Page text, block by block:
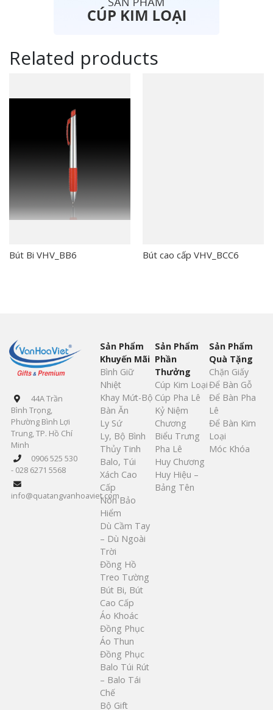
Related products
Bút Bi VHV_BB6 Bút cao cấp VHV_BCC6
44A Trần
Bình Trọng,
Phường Bình Lợi
Trung, TP. Hồ Chí
Minh
0906 525 530
- 028 6271 5568
info@quatangvanhoaviet.com
Sản Phẩm
Khuyến Mãi
Bình Giữ
Nhiệt
Khay Mứt-Bộ
Bàn Ăn
Ly Sứ
Ly, Bộ Bình
Thủy Tinh
Balo, Túi
Xách Cao
Cấp
Nón Bảo
Hiểm
Dù Cầm Tay
– Dù Ngoài
Trời
Đồng Hồ
Treo Tường
Bút Bi, Bút
Cao Cấp
Áo Khoác
Đồng Phục
Áo Thun
Đồng Phục
Balo Túi Rút
– Balo Tái
Chế
Bộ Gift
Sản Phẩm
Phần
Thưởng
Cúp Kim Loại
Cúp Pha Lê
Kỷ Niệm
Chương
Biểu Trưng
Pha Lê
Huy Chương
Huy Hiệu –
Bảng Tên
Sản Phẩm
Quà Tặng
Chặn Giấy
Để Bàn Gỗ
Để Bàn Pha
Lê
Để Bàn Kim
Loại
Móc Khóa